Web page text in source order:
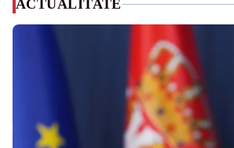
ACTUALITATE